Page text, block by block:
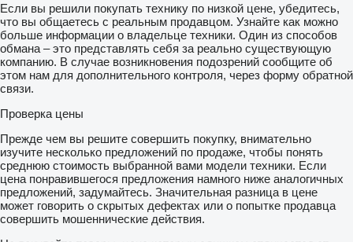
Если вы решили покупать технику по низкой цене, убедитесь,
что вы общаетесь с реальным продавцом. Узнайте как можно
больше информации о владельце техники. Один из способов
обмана – это представлять себя за реально существующую
компанию. В случае возникновения подозрений сообщите об
этом нам для дополнительного контроля, через форму обратной
связи.
Проверка цены
Прежде чем вы решите совершить покупку, внимательно
изучите несколько предложений по продаже, чтобы понять
среднюю стоимость выбранной вами модели техники. Если
цена понравившегося предложения намного ниже аналогичных
предложений, задумайтесь. Значительная разница в цене
может говорить о скрытых дефектах или о попытке продавца
совершить мошеннические действия.